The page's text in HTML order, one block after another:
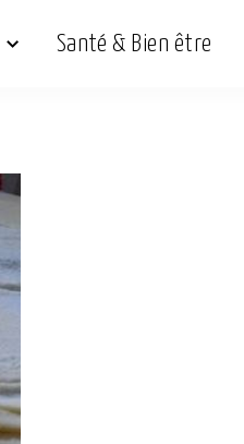
Santé & Bien être